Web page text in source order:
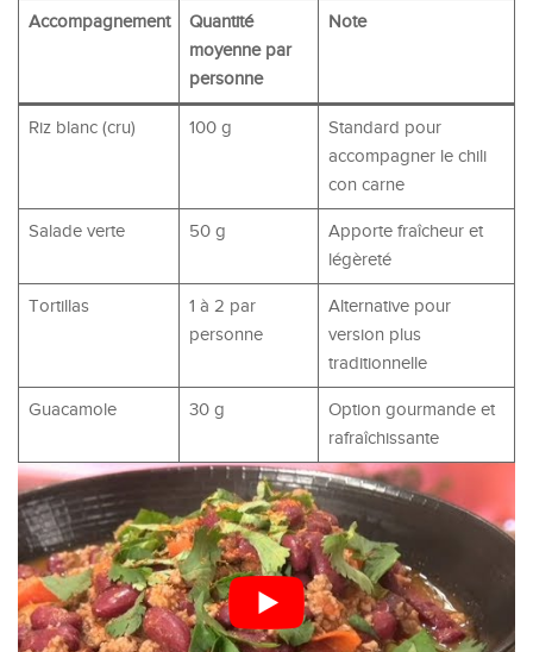
Accompagnement
Quantité
moyenne par
personne
Note
Riz blanc (cru) 100 g
Standard pour
accompagner le chili
con carne
Salade verte 50 g
Apporte fraîcheur et
légèreté
Tortillas
1 à 2 par
personne
Alternative pour
version plus
traditionnelle
Guacamole 30 g
Option gourmande et
rafraîchissante